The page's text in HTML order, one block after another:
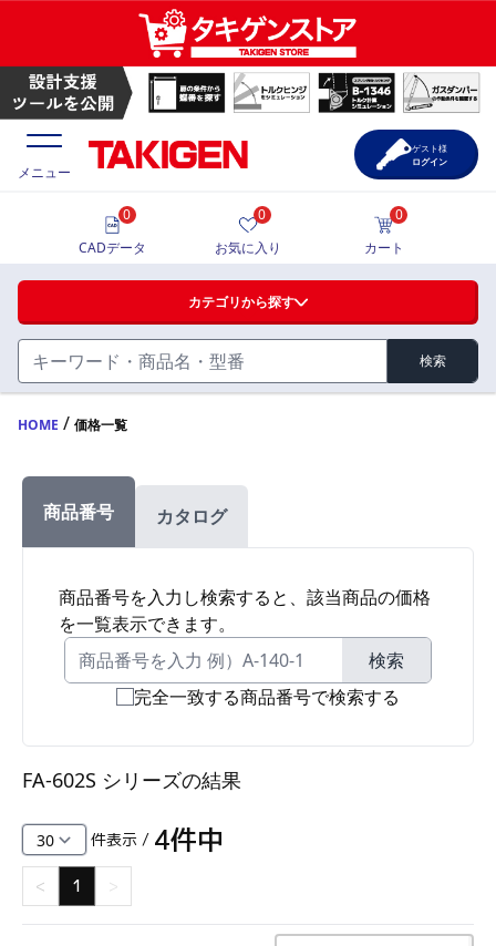
ハンドル・取手・つまみ・周辺機器
FA・A
FB・B
ファスナー・ラッチ錠・キャッチ・錠前装置・周
辺機器
電気錠・インターロック
L・LE
S
キャスター・アジャスター・スライドレール・モ
K・KC
断熱・ライト・ラック
FD・FE
価格一覧
製品カタログ
サポート・お問合せ
メニュー
カテゴリから探す
検索
0
CADデータ
0
お気に入り
0
カート
ゲスト様
ログイン
HOME / 価格一覧
商品番号 カタログ
商品番号を入力し検索すると、該当商品の価格
を一覧表示できます。
検索
完全一致する商品番号で検索する
FA-602S シリーズの結果
件表示 / 4件中
< 1 >